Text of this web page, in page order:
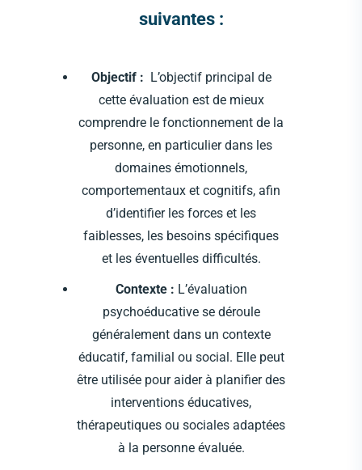
suivantes :
Objectif : L’objectif principal de
cette évaluation est de mieux
comprendre le fonctionnement de la
personne, en particulier dans les
domaines émotionnels,
comportementaux et cognitifs, afin
d’identifier les forces et les
faiblesses, les besoins spécifiques
et les éventuelles difficultés.
Contexte : L’évaluation
psychoéducative se déroule
généralement dans un contexte
éducatif, familial ou social. Elle peut
être utilisée pour aider à planifier des
interventions éducatives,
thérapeutiques ou sociales adaptées
à la personne évaluée.